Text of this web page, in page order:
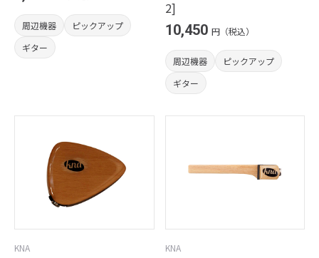
周辺機器
ピックアップ
ギター
2]
10,450 円（税込）
周辺機器
ピックアップ
ギター
KNA KNA